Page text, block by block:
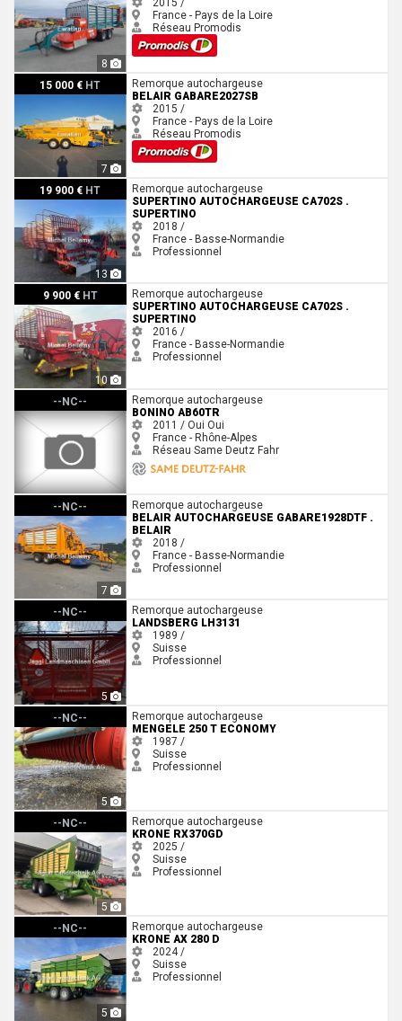
8
2015 /
France - Pays de la Loire
Réseau Promodis
15 000 € HT
7
Belair GABARE2027SB
Remorque autochargeuse
BELAIR GABARE2027SB
2015 /
France - Pays de la Loire
Réseau Promodis
19 900 € HT
13
Supertino Autochargeuse CA702S . Supertino
Remorque autochargeuse
SUPERTINO AUTOCHARGEUSE CA702S .
SUPERTINO
2018 /
France - Basse-Normandie
Professionnel
9 900 € HT
10
Supertino Autochargeuse CA702S . Supertino
Remorque autochargeuse
SUPERTINO AUTOCHARGEUSE CA702S .
SUPERTINO
2016 /
France - Basse-Normandie
Professionnel
--NC--
Bonino AB60TR
Remorque autochargeuse
BONINO AB60TR
2011 / Oui Oui
France - Rhône-Alpes
Réseau Same Deutz Fahr
--NC--
7
Belair Autochargeuse GABARE1928DTF . Belair
Remorque autochargeuse
BELAIR AUTOCHARGEUSE GABARE1928DTF .
BELAIR
2018 /
France - Basse-Normandie
Professionnel
--NC--
5
Landsberg LH3131
Remorque autochargeuse
LANDSBERG LH3131
1989 /
Suisse
Professionnel
--NC--
5
Mengele 250 T EconomyRemorque autochargeuse
MENGELE 250 T ECONOMY
1987 /
Suisse
Professionnel
--NC--
5
Krone RX370GD
Remorque autochargeuse
KRONE RX370GD
2025 /
Suisse
Professionnel
--NC--
5
Krone AX 280 D
Remorque autochargeuse
KRONE AX 280 D
2024 /
Suisse
Professionnel